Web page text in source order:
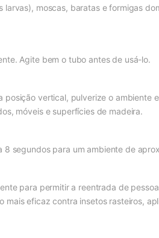
larvas), moscas, baratas e formigas
Agite bem o tubo antes de usá-lo.
posição vertical, pulverize o ambiente
móveis e superfícies de madeira.
8 segundos para um ambiente de
para permitir a reentrada de
mais eficaz contra insetos rasteiros,